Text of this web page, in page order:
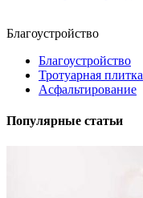
Благоустройство
Благоустройство
Тротуарная плитка
Асфальтирование
Популярные статьи